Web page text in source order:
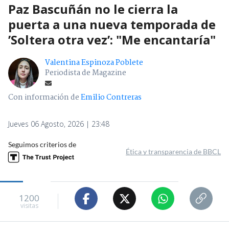
Paz Bascuñán no le cierra la
puerta a una nueva temporada de
’Soltera otra vez’: "Me encantaría"
Valentina Espinoza Poblete
Periodista de Magazine
Con información deEmilio Contreras
Jueves 06 Agosto, 2026 | 23:48
Seguimos criterios de
Ética y transparencia de BBCL
1200
visitas